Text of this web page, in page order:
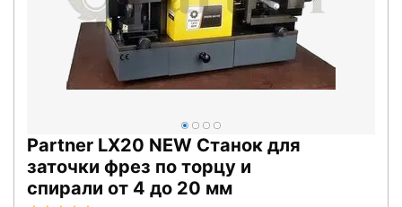
Partner LX20 NEW Станок для
заточки фрез по торцу и
спирали от 4 до 20 мм